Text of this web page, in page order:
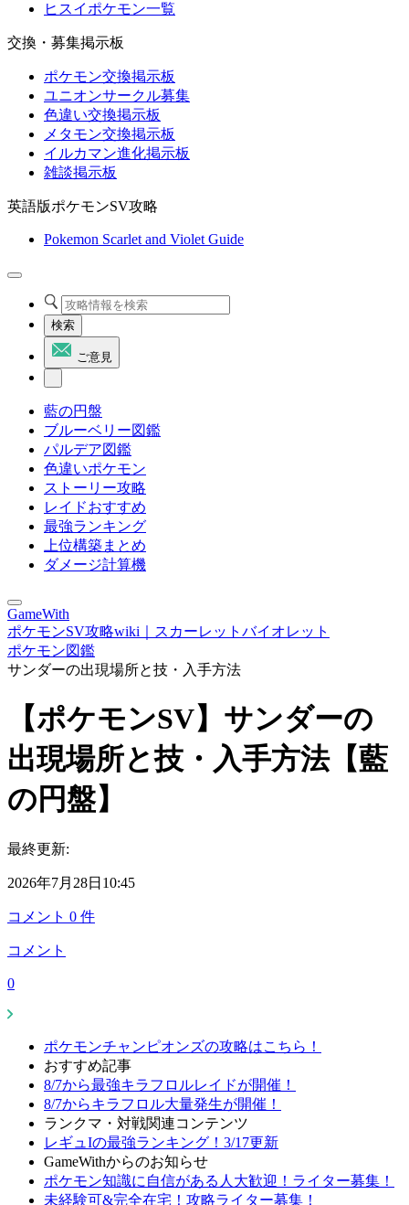
ヒスイポケモン一覧
交換・募集掲示板
ポケモン交換掲示板
ユニオンサークル募集
色違い交換掲示板
メタモン交換掲示板
イルカマン進化掲示板
雑談掲示板
英語版ポケモンSV攻略
Pokemon Scarlet and Violet Guide
検索
ご意見
藍の円盤
ブルーベリー図鑑
パルデア図鑑
色違いポケモン
ストーリー攻略
レイドおすすめ
最強ランキング
上位構築まとめ
ダメージ計算機
GameWith
ポケモンSV攻略wiki｜スカーレットバイオレット
ポケモン図鑑
サンダーの出現場所と技・入手方法
【ポケモンSV】サンダーの
出現場所と技・入手方法【藍
の円盤】
最終更新:
2026年7月28日10:45
コメント 0 件
コメント
0
ポケモンチャンピオンズの攻略はこちら！
おすすめ記事
8/7から最強キラフロルレイドが開催！
8/7からキラフロル大量発生が開催！
ランクマ・対戦関連コンテンツ
レギュIの最強ランキング！3/17更新
GameWithからのお知らせ
ポケモン知識に自信がある人大歓迎！ライター募集！
未経験可&完全在宅！攻略ライター募集！